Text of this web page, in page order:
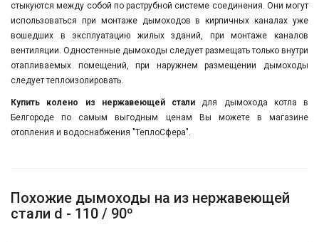
стыкуются между собой по раструбной системе соединения. Они могут
использоваться при монтаже дымоходов в кирпичных каналах уже
вошедших в эксплуатацию жилых зданий, при монтаже каналов
вентиляции. Одностенные дымоходы следует размещать только внутри
отапливаемых помещений, при наружнем размещении дымоходы
следует теплоизолировать.
Купить колено из нержавеющей сталидля дымохода котла в
Белгороде по самым выгодным ценам Вы можете
в магазине
отопления и водоснабжения "ТеплоСфера".
Похожие дымоходы на из нержавеющей
стали d - 110 / 90º